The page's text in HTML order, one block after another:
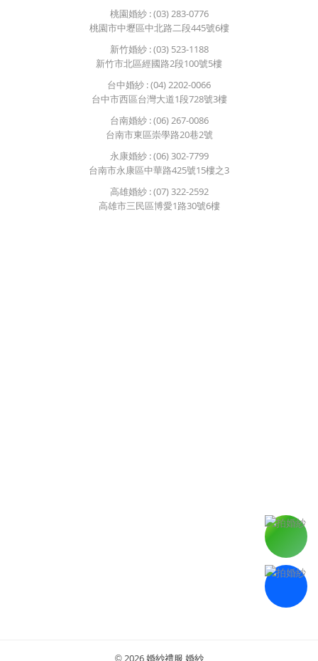
桃園婚紗: (03) 283-0776
桃園市中壢區中北路二段445號6樓
新竹婚紗: (03) 523-1188
新竹市北區經國路2段100號5樓
台中婚紗 : (04) 2202-0066
台中市西區台灣大道1段728號3樓
台南婚紗: (06) 267-0086
台南市東區崇學路20巷2號
永康婚紗: (06) 302-7799
台南市永康區中華路425號15樓之3
高雄婚紗: (07) 322-2592
高雄市三民區博愛1路30號6樓
©2026婚紗禮服,婚紗